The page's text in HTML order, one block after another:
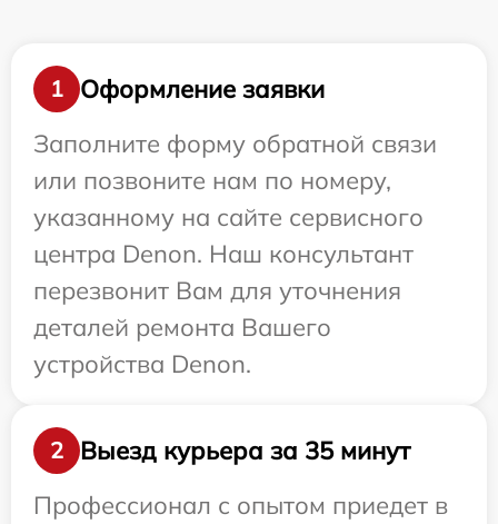
1
Оформление заявки
Заполните форму обратной связи
или позвоните нам по номеру,
указанному на сайте сервисного
центра Denon. Наш консультант
перезвонит Вам для уточнения
деталей ремонта Вашего
устройства Denon.
2
Выезд курьера за 35 минут
Профессионал с опытом приедет в